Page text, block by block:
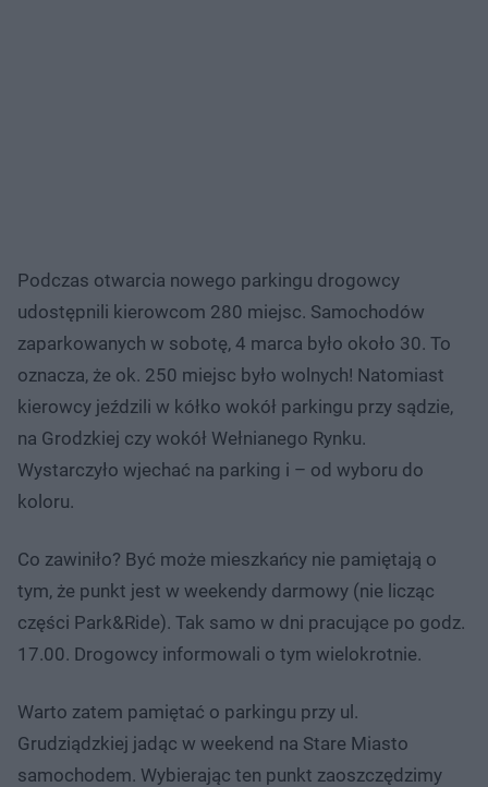
Podczas otwarcia nowego parkingu drogowcy
udostępnili kierowcom 280 miejsc. Samochodów
zaparkowanych w sobotę, 4 marca było około 30. To
oznacza, że ok. 250 miejsc było wolnych! Natomiast
kierowcy jeździli w kółko wokół parkingu przy sądzie,
na Grodzkiej czy wokół Wełnianego Rynku.
Wystarczyło wjechać na parking i – od wyboru do
koloru.
Co zawiniło? Być może mieszkańcy nie pamiętają o
tym, że punkt jest w weekendy darmowy (nie licząc
części Park&Ride). Tak samo w dni pracujące po godz.
17.00. Drogowcy informowali o tym wielokrotnie.
Warto zatem pamiętać o parkingu przy ul.
Grudziądzkiej jadąc w weekend na Stare Miasto
samochodem. Wybierając ten punkt zaoszczędzimy